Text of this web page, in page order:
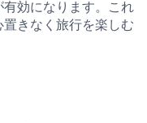
効になります。これ
きなく旅行を楽しむ